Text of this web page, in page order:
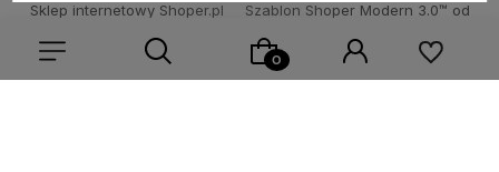
Sklep internetowy Shoper.pl Szablon Shoper Modern 3.0™ od